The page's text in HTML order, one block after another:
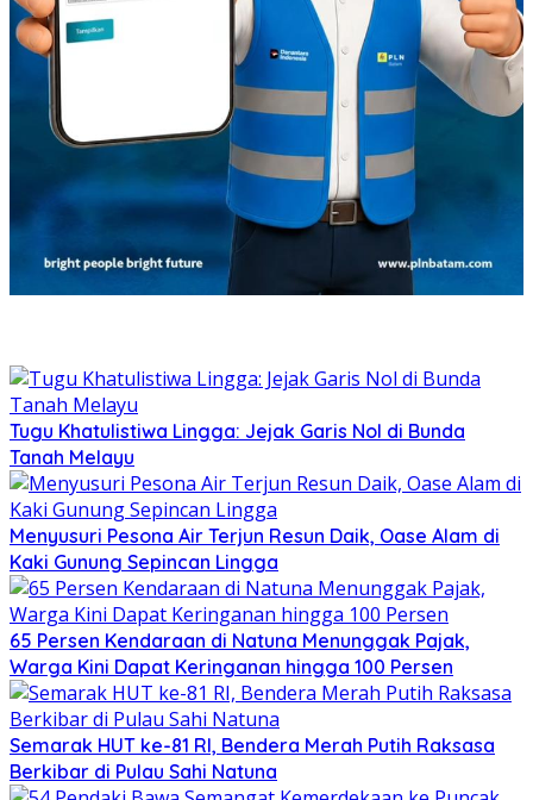
Tugu Khatulistiwa Lingga: Jejak Garis Nol di Bunda
Tanah Melayu
Menyusuri Pesona Air Terjun Resun Daik, Oase Alam di
Kaki Gunung Sepincan Lingga
65 Persen Kendaraan di Natuna Menunggak Pajak,
Warga Kini Dapat Keringanan hingga 100 Persen
Semarak HUT ke-81 RI, Bendera Merah Putih Raksasa
Berkibar di Pulau Sahi Natuna